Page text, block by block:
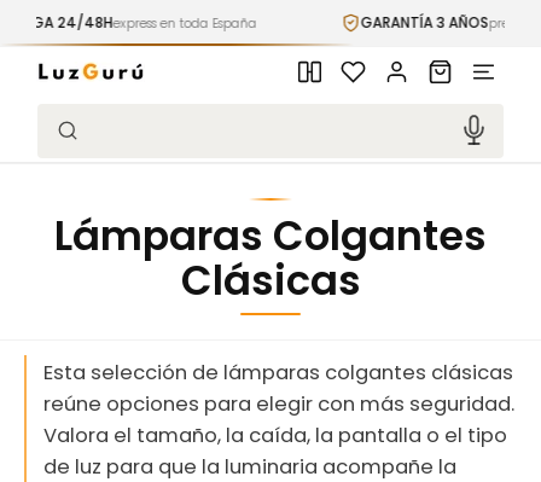
directamente
al contenido
24/48Hexpress en toda España GARANTÍA 3 AÑOSpremium
Búsqueda
Iniciar
sesión
Carrito
Lámparas Colgantes
Clásicas
Esta selección de lámparas colgantes clásicas
reúne opciones para elegir con más seguridad.
Valora el tamaño, la caída, la pantalla o el tipo
de luz para que la luminaria acompañe la